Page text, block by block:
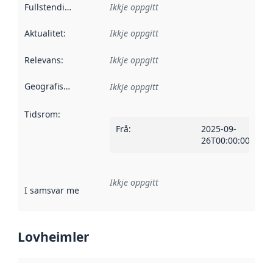
Fullstendigheit Ikkje oppgitt
Aktualitet: Ikkje oppgitt
Relevans: Ikkje oppgitt
Geografisk område Ikkje oppgitt
Tidsrom:
Frå:
2025-09-
26T00:00:00Z
I samsvar med Referanse til ei implementeringsregel eller
Ikkje oppgitt
Lovheimler